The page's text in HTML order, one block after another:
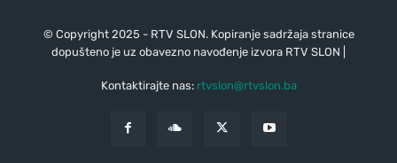
© Copyright 2025 - RTV SLON. Kopiranje sadržaja stranice
dopušteno je uz obavezno navođenje izvora RTV SLON |
Kontaktirajte nas: rtvslon@rtvslon.ba